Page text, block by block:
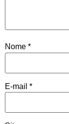
Nome *
E-mail *